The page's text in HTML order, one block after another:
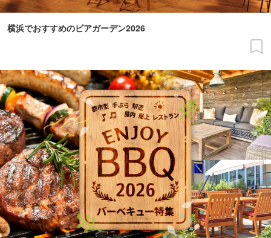
横浜でおすすめのビアガーデン2026